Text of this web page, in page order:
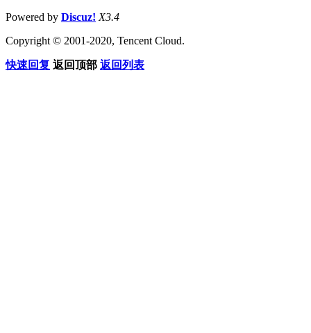
Powered by Discuz! X3.4
Copyright © 2001-2020, Tencent Cloud.
快速回复 返回顶部 返回列表